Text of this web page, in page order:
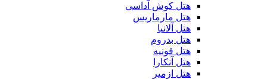
هتل کوش آداسی
هتل مارماریس
هتل آلانیا
هتل بدروم
هتل قونیه
هتل آنکارا
هتل ازمیر